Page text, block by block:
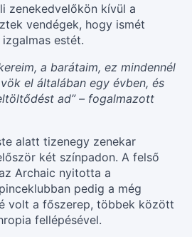
zenekedvelőkön kívül a
vendégek, hogy ismét
estét.
a barátaim, ez mindennél
el általában egy évben, és
ad” – fogalmazott
alatt tizenegy zenekar
két színpadon. A felső
Archaic nyitotta a
pedig a még
volt a főszerep, többek között
fellépésével.